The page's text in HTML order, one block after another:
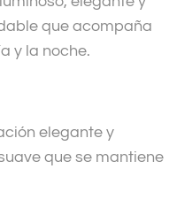
que acompaña
y la noche.
elegante y
que se mantiene